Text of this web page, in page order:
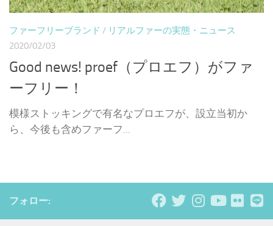
ファーフリーブランド / リアルファーの実態・ニュース
2020/02/03
Good news! proef（プロエフ）がファ
ーフリー！
模様ストッキングで有名なプロエフが、設立当初か
ら、今後も含めファーフ...
フォロー: